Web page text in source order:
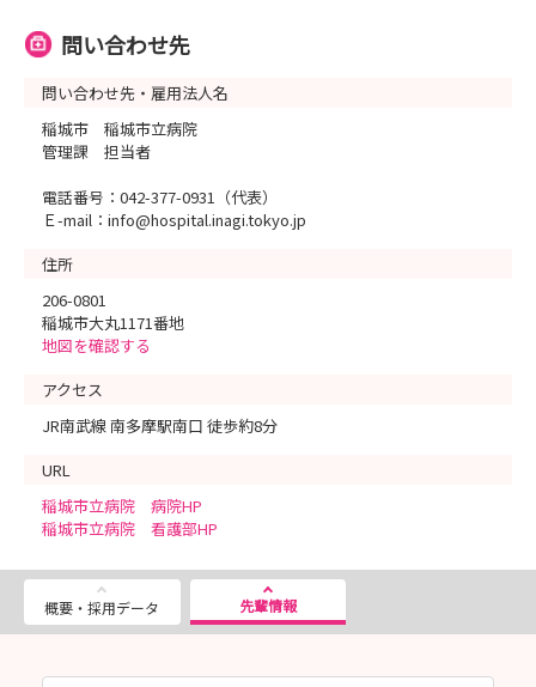
問い合わせ先
問い合わせ先・雇用法人名
稲城市 稲城市立病院
管理課 担当者
電話番号：042-377-0931（代表）
Ｅ-mail：info@hospital.inagi.tokyo.jp
住所
206-0801
稲城市大丸1171番地
地図を確認する
アクセス
JR南武線 南多摩駅南口 徒歩約8分
URL
稲城市立病院 病院HP
稲城市立病院 看護部HP
概要・採用データ 先輩情報